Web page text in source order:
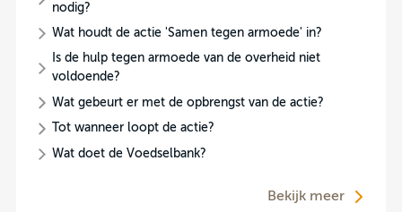
nodig?
Wat houdt de actie 'Samen tegen armoede' in?
Is de hulp tegen armoede van de overheid niet
voldoende?
Wat gebeurt er met de opbrengst van de actie?
Tot wanneer loopt de actie?
Wat doet de Voedselbank?
Bekijk meer